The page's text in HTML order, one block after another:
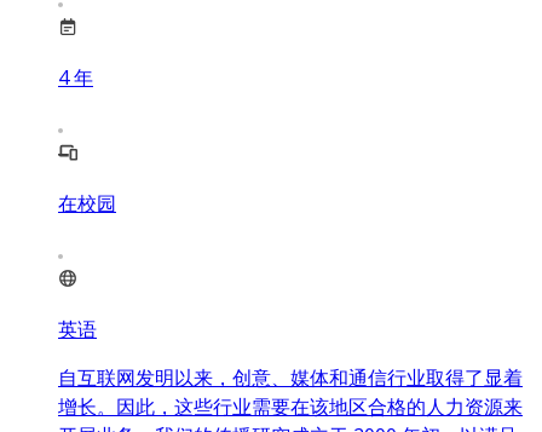
4年
在校园
英语
自互联网发明以来，创意、媒体和通信行业取得了显着
增长。因此，这些行业需要在该地区合格的人力资源来